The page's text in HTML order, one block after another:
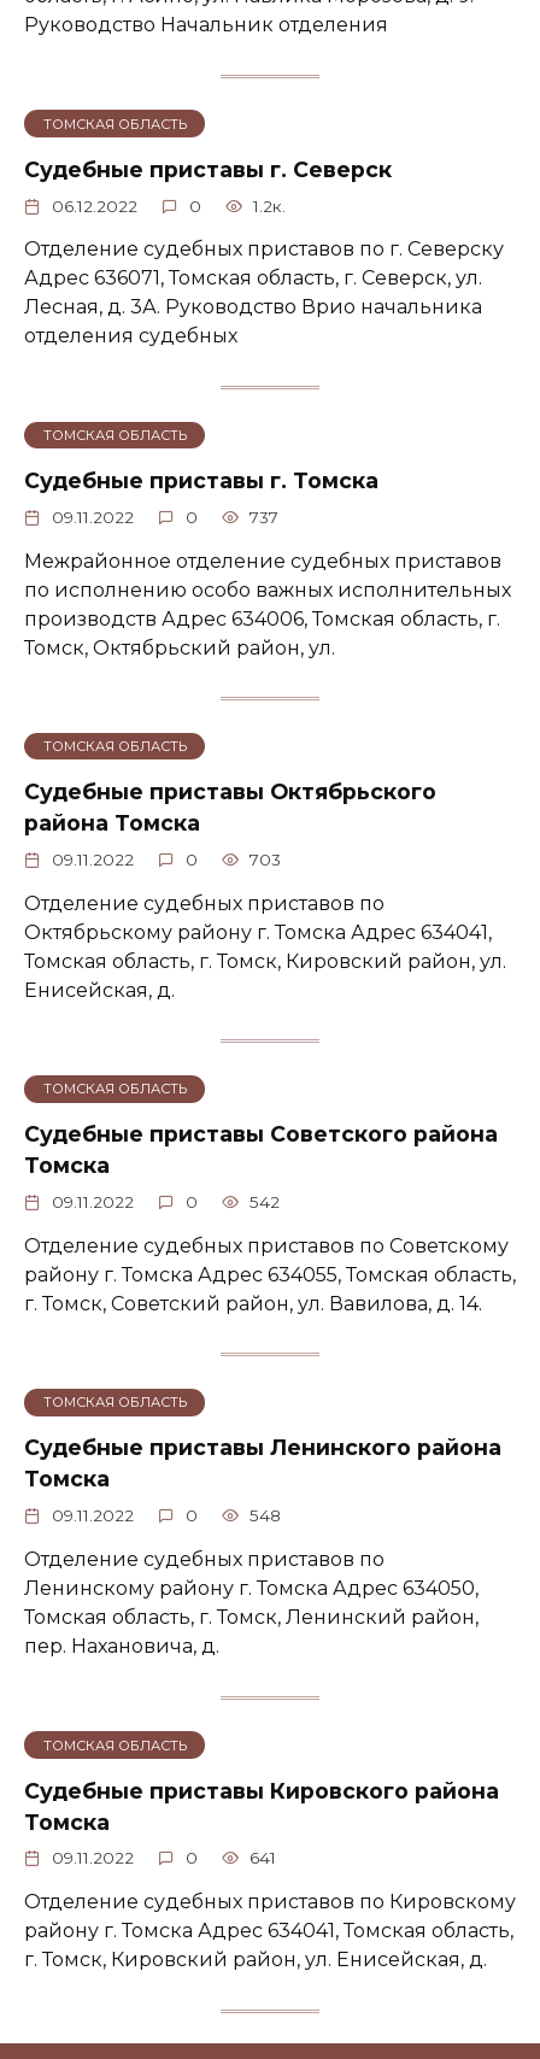
Руководство Начальник отделения
ТОМСКАЯ ОБЛАСТЬ
Судебные приставы г. Северск
06.12.2022 0 1.2к.
Отделение судебных приставов по г. Северску
Адрес 636071, Томская область, г. Северск, ул.
Лесная, д. 3А. Руководство Врио начальника
отделения судебных
ТОМСКАЯ ОБЛАСТЬ
Судебные приставы г. Томска
09.11.2022 0 737
Межрайонное отделение судебных приставов
по исполнению особо важных исполнительных
производств Адрес 634006, Томская область, г.
Томск, Октябрьский район, ул.
ТОМСКАЯ ОБЛАСТЬ
Судебные приставы Октябрьского
района Томска
09.11.2022 0 703
Отделение судебных приставов по
Октябрьскому району г. Томска Адрес 634041,
Томская область, г. Томск, Кировский район, ул.
Енисейская, д.
ТОМСКАЯ ОБЛАСТЬ
Судебные приставы Советского района
Томска
09.11.2022 0 542
Отделение судебных приставов по Советскому
району г. Томска Адрес 634055, Томская область,
г. Томск, Советский район, ул. Вавилова, д. 14.
ТОМСКАЯ ОБЛАСТЬ
Судебные приставы Ленинского района
Томска
09.11.2022 0 548
Отделение судебных приставов по
Ленинскому району г. Томска Адрес 634050,
Томская область, г. Томск, Ленинский район,
пер. Нахановича, д.
ТОМСКАЯ ОБЛАСТЬ
Судебные приставы Кировского района
Томска
09.11.2022 0 641
Отделение судебных приставов по Кировскому
району г. Томска Адрес 634041, Томская область,
г. Томск, Кировский район, ул. Енисейская, д.